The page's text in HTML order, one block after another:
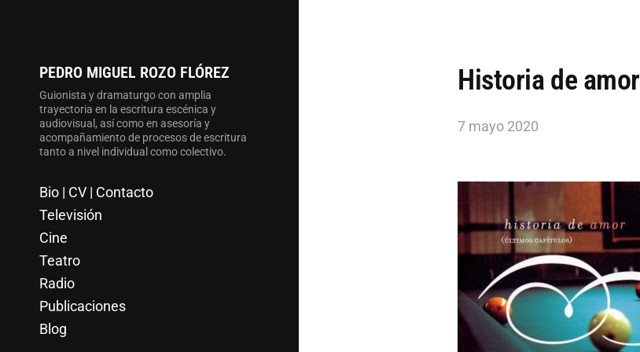
PEDRO MIGUEL ROZO FLÓREZ
Guionista y dramaturgo con amplia
trayectoria en la escritura escénica y
audiovisual, así como en asesoría y
acompañamiento de procesos de escritura
tanto a nivel individual como colectivo.
Bio | CV | Contacto
Televisión
Cine
Teatro
Radio
Publicaciones
Blog
Historia de amor
7 mayo 2020